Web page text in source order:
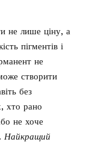
не лише ціну, а
пігментів і
не
створити
без
хто рано
не хоче
Найкращий